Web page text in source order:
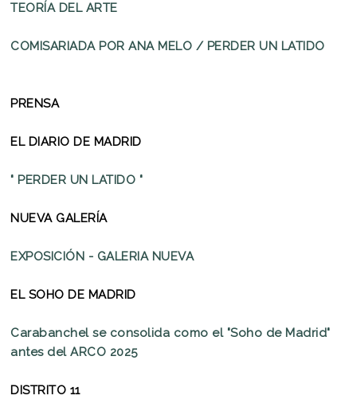
TEORÍA DEL ARTE
COMISARIADA POR ANA MELO / PERDER UN LATIDO
PRENSA
EL DIARIO DE MADRID
" PERDER UN LATIDO "
NUEVA GALERÍA
EXPOSICIÓN - GALERIA NUEVA
EL SOHO DE MADRID
Carabanchel se consolida como el "Soho de Madrid"
antes del ARCO 2025
DISTRITO 11